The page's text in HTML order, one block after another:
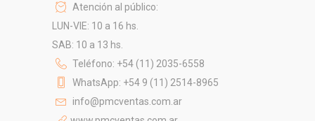
Atención al público:
LUN-VIE: 10 a 16 hs.
SAB: 10 a 13 hs.
Teléfono: +54 (11) 2035-6558
WhatsApp: +54 9 (11) 2514-8965
info@pmcventas.com.ar